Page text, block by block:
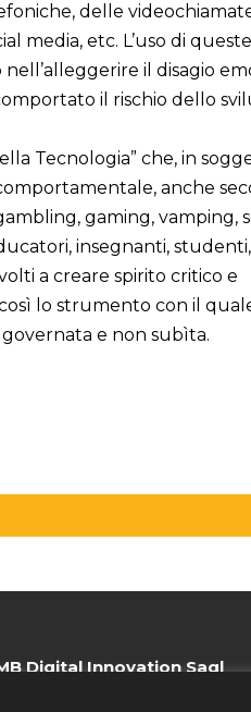
delle
media, etc. L’uso di queste
il disagio
il rischio dello
Tecnologia” che, in
anche
gaming, vamping,
insegnanti, studenti,
a creare spirito critico e
lo strumento con il
e non subìta.
Digital Innovation Sagl